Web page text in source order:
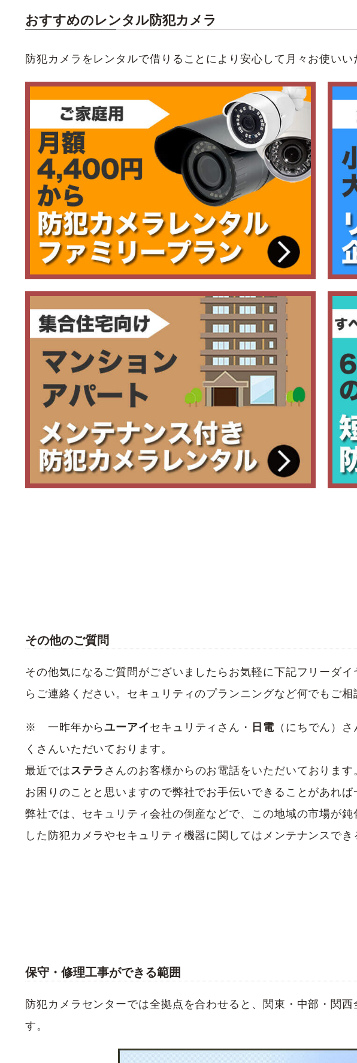
おすすめのレンタル防犯カメラ
防犯カメラをレンタルで借りることにより安心して月々お使いい
その他のご質問
その他気になるご質問がございましたらお気軽に下記フリーダイ
らご連絡ください。セキュリティのプランニングなど何でもご相
※ 一昨年からユーアイ セキュリティさん・ 日電（にちでん）さ
くさんいただいております。
最近ではステラ さんのお客様からのお電話をいただいております
お困りのことと思いますので弊社でお手伝いできることがあれば
弊社では、セキュリティ会社の倒産などで、この地域の市場が
した防犯カメラやセキュリティ機器に関してはメンテナンスでき
保守・修理工事ができる範囲
防犯カメラセンターでは全拠点を合わせると、関東・中部・関
す。